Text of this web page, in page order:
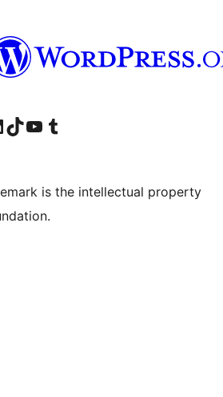
al Facebook
compte d'Instagram
nostre compte de LinkedIn
Visiteu el nostre compte de TikTok
Visiteu el nostre canal al YouTube
Visiteu el nostre compte de Tumblr
is the intellectual property